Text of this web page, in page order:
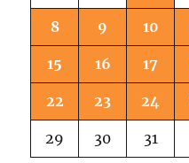
8 9 10
15 16 17
22 23 24
29 30 31